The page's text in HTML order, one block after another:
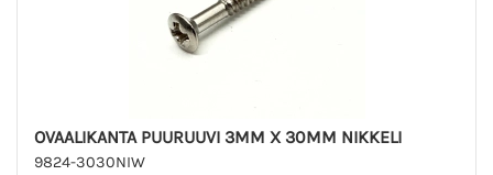
OVAALIKANTA PUURUUVI 3MM X 30MM NIKKELI
9824-3030NIW